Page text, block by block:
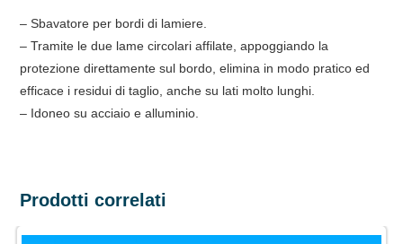
– Sbavatore per bordi di lamiere.
– Tramite le due lame circolari affilate, appoggiando la
protezione direttamente sul bordo, elimina in modo pratico ed
efficace i residui di taglio, anche su lati molto lunghi.
– Idoneo su acciaio e alluminio.
Prodotti correlati